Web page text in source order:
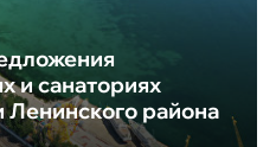
и санаториях
района